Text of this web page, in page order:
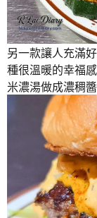
另一款讓人充滿
種很溫暖的幸福
米濃湯做成濃稠